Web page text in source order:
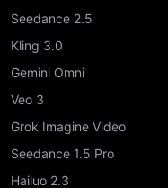
Seedance 2.5
Kling 3.0
Gemini Omni
Veo 3
Grok Imagine Video
Seedance 1.5 Pro
Hailuo 2.3